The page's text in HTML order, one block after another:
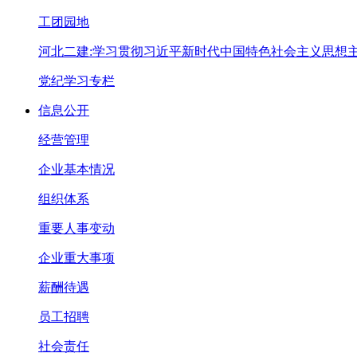
工团园地
河北二建:学习贯彻习近平新时代中国特色社会主义思想
党纪学习专栏
信息公开
经营管理
企业基本情况
组织体系
重要人事变动
企业重大事项
薪酬待遇
员工招聘
社会责任